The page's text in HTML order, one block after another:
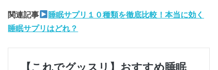
関連記事
睡眠サプリ１０種類を徹底比較！本当に効く
睡眠サプリはどれ？